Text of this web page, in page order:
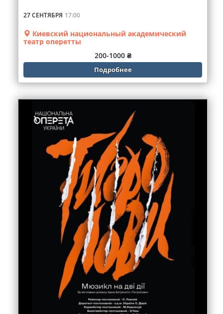
27 СЕНТЯБРЯ 17:00
Киевский национальный академический
театр оперетты
200-1000 ₴
Подробнее